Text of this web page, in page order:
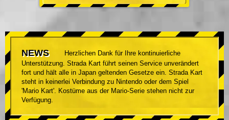
NEWS
Herzlichen Dank für Ihre kontinuierliche
Unterstützung. Strada Kart führt seinen Service unverändert
fort und hält alle in Japan geltenden Gesetze ein. Strada Kart
steht in keinerlei Verbindung zu Nintendo oder dem Spiel
'Mario Kart'. Kostüme aus der Mario-Serie stehen nicht zur
Verfügung.